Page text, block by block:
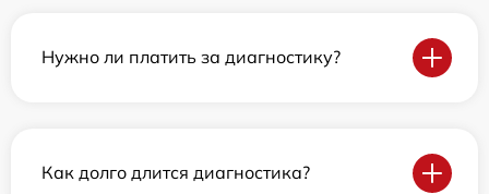
Нужно ли платить за диагностику?
Как долго длится диагностика?